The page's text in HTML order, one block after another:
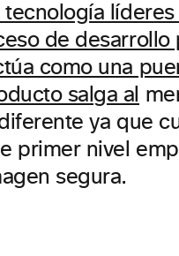
líderes
de desarrollo
como una
salga al
ya que
primer nivel
segura.